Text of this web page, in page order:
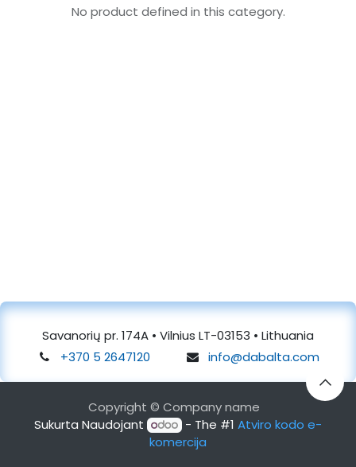
No product defined in this category.
Savanorių pr. 174A • Vilnius LT-03153 • Lithuania
+370 5 2647120
info@dabalta.com
Copyright © Company name
Sukurta Naudojant
- The #1 Atviro kodo e-
komercija